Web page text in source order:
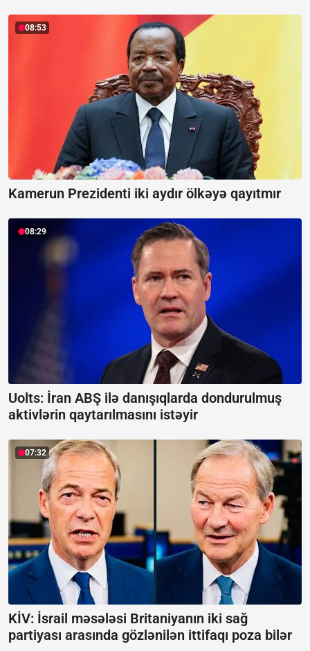
08:53
Kamerun Prezidenti iki aydır ölkəyə qayıtmır
08:29
Uolts: İran ABŞ ilə danışıqlarda dondurulmuş
aktivlərin qaytarılmasını istəyir
07:32
KİV: İsrail məsələsi Britaniyanın iki sağ
partiyası arasında gözlənilən ittifaqı poza bilər